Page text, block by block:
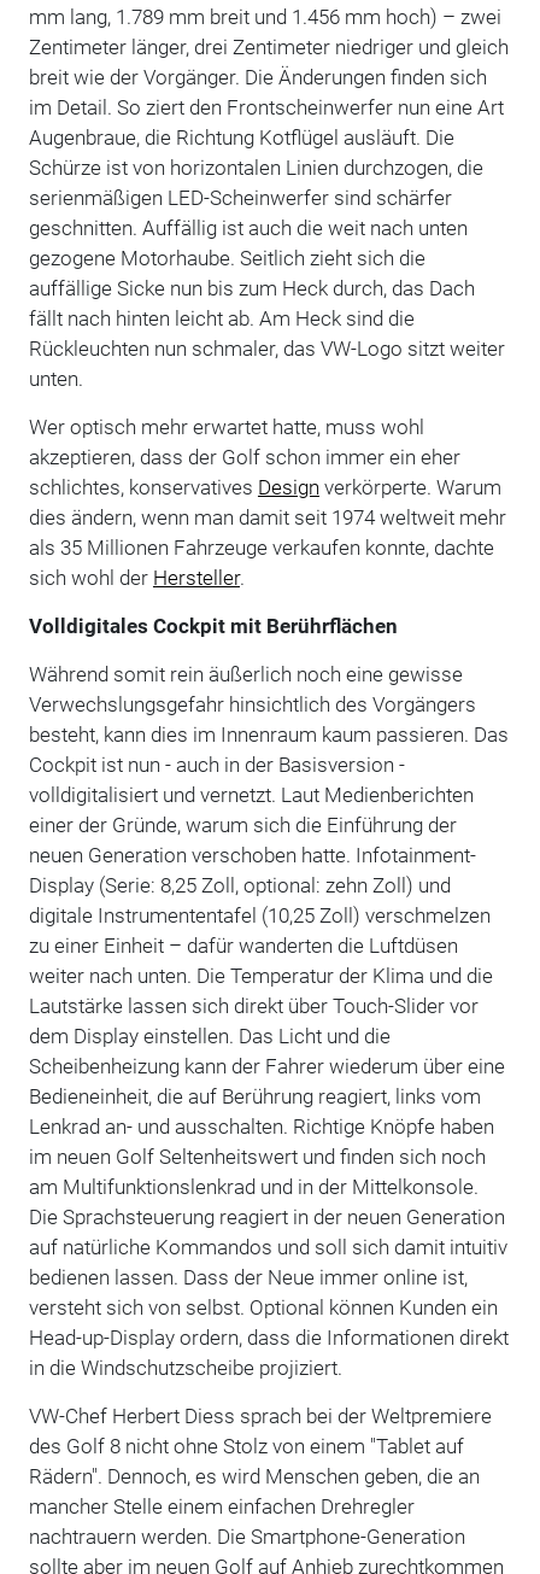
mm lang, 1.789 mm breit und 1.456 mm hoch) – zwei
Zentimeter länger, drei Zentimeter niedriger und gleich
breit wie der Vorgänger. Die Änderungen finden sich
im Detail. So ziert den Frontscheinwerfer nun eine Art
Augenbraue, die Richtung Kotflügel ausläuft. Die
Schürze ist von horizontalen Linien durchzogen, die
serienmäßigen LED-Scheinwerfer sind schärfer
geschnitten. Auffällig ist auch die weit nach unten
gezogene Motorhaube. Seitlich zieht sich die
auffällige Sicke nun bis zum Heck durch, das Dach
fällt nach hinten leicht ab. Am Heck sind die
Rückleuchten nun schmaler, das VW-Logo sitzt weiter
unten.
Wer optisch mehr erwartet hatte, muss wohl
akzeptieren, dass der Golf schon immer ein eher
schlichtes, konservatives Design verkörperte. Warum
dies ändern, wenn man damit seit 1974 weltweit mehr
als 35 Millionen Fahrzeuge verkaufen konnte, dachte
sich wohl der Hersteller.
Volldigitales Cockpit mit Berührflächen
Während somit rein äußerlich noch eine gewisse
Verwechslungsgefahr hinsichtlich des Vorgängers
besteht, kann dies im Innenraum kaum passieren. Das
Cockpit ist nun - auch in der Basisversion -
volldigitalisiert und vernetzt. Laut Medienberichten
einer der Gründe, warum sich die Einführung der
neuen Generation verschoben hatte. Infotainment-
Display (Serie: 8,25 Zoll, optional: zehn Zoll) und
digitale Instrumententafel (10,25 Zoll) verschmelzen
zu einer Einheit – dafür wanderten die Luftdüsen
weiter nach unten. Die Temperatur der Klima und die
Lautstärke lassen sich direkt über Touch-Slider vor
dem Display einstellen. Das Licht und die
Scheibenheizung kann der Fahrer wiederum über eine
Bedieneinheit, die auf Berührung reagiert, links vom
Lenkrad an- und ausschalten. Richtige Knöpfe haben
im neuen Golf Seltenheitswert und finden sich noch
am Multifunktionslenkrad und in der Mittelkonsole.
Die Sprachsteuerung reagiert in der neuen Generation
auf natürliche Kommandos und soll sich damit intuitiv
bedienen lassen. Dass der Neue immer online ist,
versteht sich von selbst. Optional können Kunden ein
Head-up-Display ordern, dass die Informationen direkt
in die Windschutzscheibe projiziert.
VW-Chef Herbert Diess sprach bei der Weltpremiere
des Golf 8 nicht ohne Stolz von einem "Tablet auf
Rädern". Dennoch, es wird Menschen geben, die an
mancher Stelle einem einfachen Drehregler
nachtrauern werden. Die Smartphone-Generation
sollte aber im neuen Golf auf Anhieb zurechtkommen